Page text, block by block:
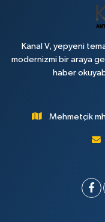
Kanal V, yepyeni
modernizmi bir araya
haber
Mehmetçik